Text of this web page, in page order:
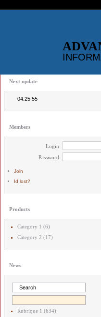
Next update
04:25:55
Members
Login
Password
Join
Id lost?
Products
Category 1 (6)
Category 2 (17)
News
Rubrique 1 (634)